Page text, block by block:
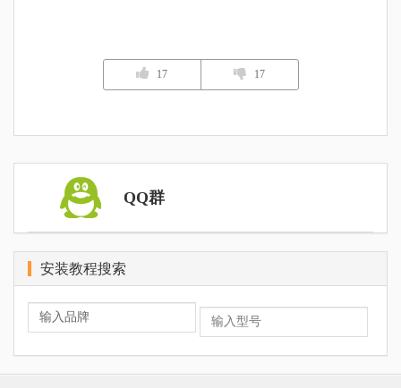
17 17
QQ群
安装教程搜索